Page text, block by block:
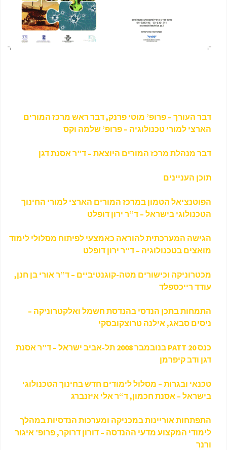
דבר העורך – פרופ’ מוטי פרנק, דבר ראש מרכז המורים
הארצי למורי טכנולוגיה – פרופ’ שלמה וקס
דבר מנהלת מרכז המורים היוצאת – ד”ר אסנת דגן
תוכן העניינים
הפוטנציאל הטמון במרכז המורים הארצי למורי החינוך
הטכנולוגי בישראל – ד”ר ירון דופלט
הגישה המערכתית להוראה כאמצעי לפיתוח מסלולי לימוד
מואצים בטכנולוגיה – ד”ר ירון דופלט
מכטרוניקה וכישורים מטה-קוגנטיביים – ד”ר אורי בן חנן,
עודד רייכספלד
התמחות בתכן הנדסי בהנדסת חשמל ואלקטרוניקה –
ניסים סבאג, אילנה טרוצקובסקי
כנס PATT 20 בנובמבר 2008 תל-אביב ישראל – ד”ר אסנת
דגן ודב קיפרמן
טכנאי ובגרות – מסלול לימודים חדש בחינוך הטכנולוגי
בישראל – אסנת חכמון, ד“ר אלי איזנברג
התפתחות אוריינות במכניקה ומערכות הנדסיות במהלך
לימודי המקצוע מדעי ההנדסה – דורון דרוקר, פרופ’ איגור
ורנר